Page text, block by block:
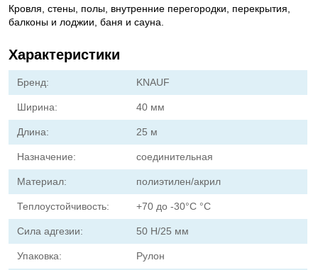
Кровля, стены, полы, внутренние перегородки, перекрытия,
балконы и лоджии, баня и сауна.
Характеристики
Бренд: KNAUF
Ширина: 40 мм
Длина: 25 м
Назначение: соединительная
Материал: полиэтилен/акрил
Теплоустойчивость: +70 до -30°С °С
Сила адгезии: 50 Н/25 мм
Упаковка: Рулон